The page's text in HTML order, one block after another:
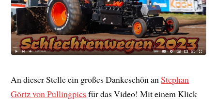
An dieser Stelle ein großes Dankeschön anStephan
Görtz von Pullingpics für das Video! Mit einem Klick